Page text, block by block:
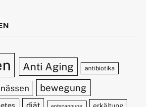
Anti Aging antibiotika
bewegung